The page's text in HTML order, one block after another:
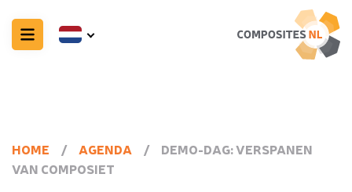
HOME / AGENDA /
DEMO-DAG: VERSPANEN
VAN COMPOSIET